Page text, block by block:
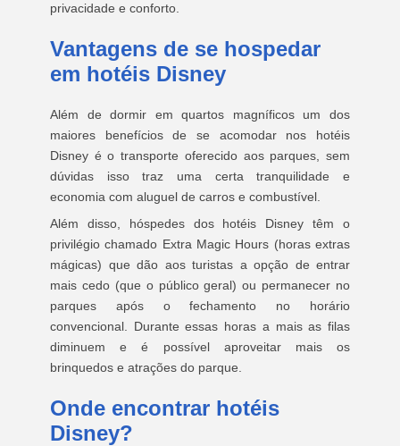
privacidade e conforto.
Vantagens de se hospedar
em hotéis Disney
Além de dormir em quartos magníficos um dos
maiores benefícios de se acomodar nos hotéis
Disney é o transporte oferecido aos parques, sem
dúvidas isso traz uma certa tranquilidade e
economia com aluguel de carros e combustível.
Além disso, hóspedes dos hotéis Disney têm o
privilégio chamado Extra Magic Hours (horas extras
mágicas) que dão aos turistas a opção de entrar
mais cedo (que o público geral) ou permanecer no
parques após o fechamento no horário
convencional. Durante essas horas a mais as filas
diminuem e é possível aproveitar mais os
brinquedos e atrações do parque.
Onde encontrar hotéis
Disney?